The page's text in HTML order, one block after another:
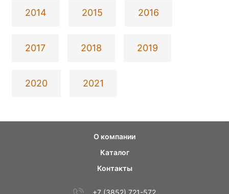
2014 2015 2016
2017 2018 2019
2020 2021
О компании
Каталог
Контакты